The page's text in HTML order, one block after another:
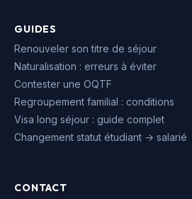
GUIDES
Renouveler son titre de séjour
Naturalisation : erreurs à éviter
Contester une OQTF
Regroupement familial : conditions
Visa long séjour : guide complet
Changement statut étudiant → salarié
CONTACT